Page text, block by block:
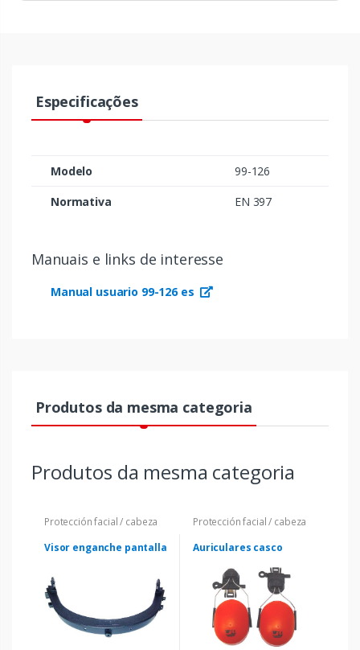
Especificações
Modelo
99-126
Normativa
EN 397
Manuais e links de interesse
Manual usuario 99-126 es
Produtos da mesma categoria
Produtos da mesma categoria
Protección facial / cabeza
Visor enganche pantalla
Protección facial / cabeza
Auriculares casco